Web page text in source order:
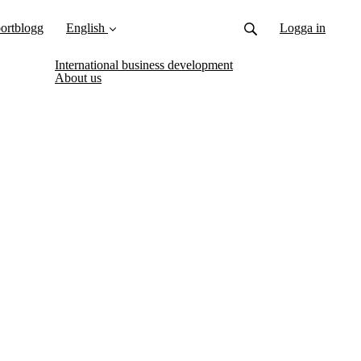
English
International business development
About us
Logga in